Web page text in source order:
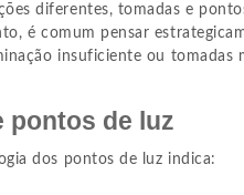
diferentes, tomadas e
é comum pensar
insuficiente ou tomadas
pontos de luz
dos pontos de luz indica: